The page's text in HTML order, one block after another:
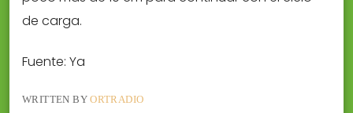
de carga.
Fuente: Ya
WRITTEN BYORTRADIO